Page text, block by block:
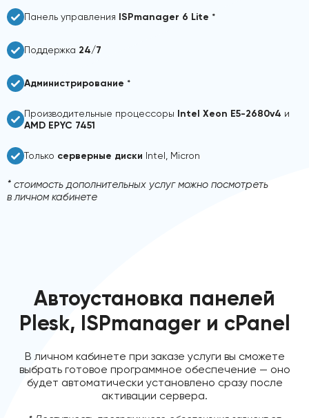
Панель управления ISPmanager 6 Lite *
Поддержка 24/7
Администрирование *
Производительные процессоры Intel Xeon E5-2680v4 и
AMD EPYC 7451
Только серверные диски Intel, Micron
* стоимость дополнительных услуг можно посмотреть
в личном кабинете
Автоустановка панелей
Plesk, ISPmanager и cPanel
В личном кабинете при заказе услуги вы сможете
выбрать готовое программное обеспечение — оно
будет автоматически установлено сразу после
активации сервера.